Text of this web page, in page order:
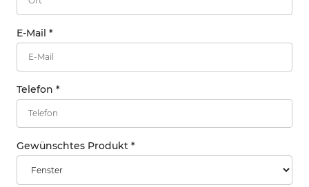
E-Mail *
Telefon *
Gewünschtes Produkt *